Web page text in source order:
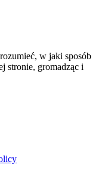
w jaki sposób
stronie, gromadząc i